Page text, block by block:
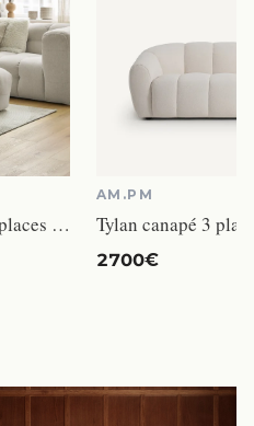
Cloud canapé d'angle fixe 3 places beige angle gauche
AM.PM
2700€